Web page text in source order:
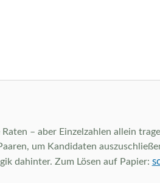
– aber Einzelzahlen allein
um Kandidaten
dahinter. Zum Lösen auf Papier: